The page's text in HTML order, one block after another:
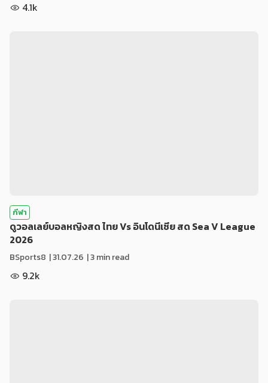
4.1k
กีฬา
ดูวอลเลย์บอลหญิงสด ไทย Vs อินโดนีเซีย สด Sea V League
2026
BSports8 |31.07.26 | 3 min read
9.2k